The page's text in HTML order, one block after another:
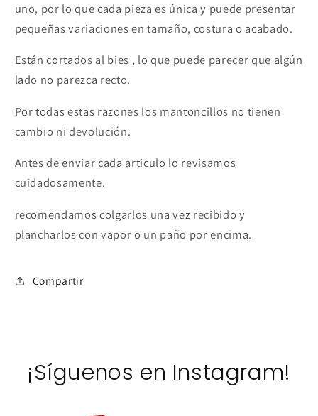
uno, por lo que cada pieza es única y puede presentar
pequeñas variaciones en tamaño, costura o acabado.
Están cortados al bies , lo que puede parecer que algún
lado no parezca recto.
Por todas estas razones los mantoncillos no tienen
cambio ni devolución.
Antes de enviar cada articulo lo revisamos
cuidadosamente.
recomendamos colgarlos una vez recibido y
plancharlos con vapor o un paño por encima.
Compartir
¡Síguenos en Instagram!